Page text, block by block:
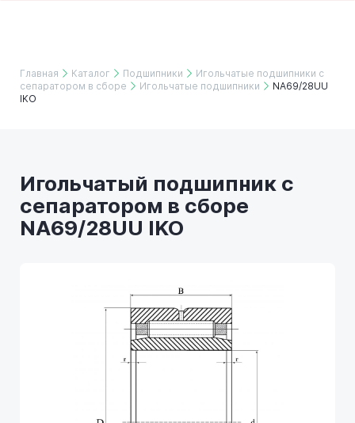
Главная Каталог Подшипники
Игольчатые подшипники с
сепаратором в сборе
Игольчатые подшипники
NA69/28UU
IKO
Игольчатый подшипник с
сепаратором в сборе
NA69/28UU IKO